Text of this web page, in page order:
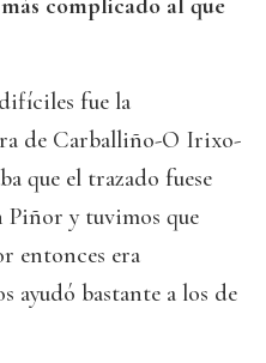
complicado al que
fue la
de Carballiño-O Irixo-
que el trazado fuese
Piñor y tuvimos que
entonces era
ayudó bastante a los de